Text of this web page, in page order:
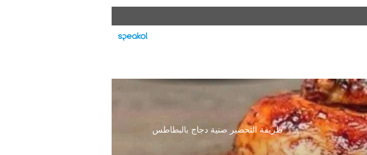
طريقة التحضير صنية دجاج بالبطاطس